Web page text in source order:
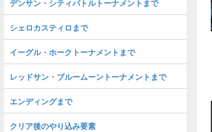
デンサン・シティバトルトーナメントまで
シェロカスティロまで
イーグル・ホークトーナメントまで
レッドサン・ブルームーントーナメントまで
エンディングまで
クリア後のやり込み要素